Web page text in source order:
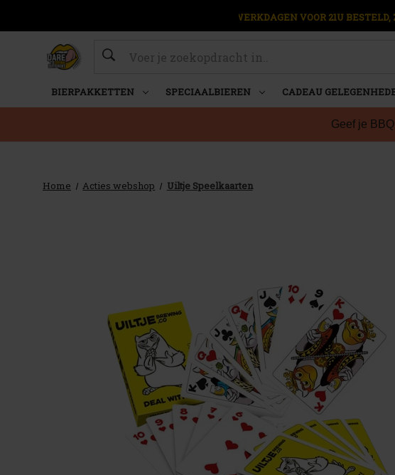
OP WERKDAGEN VOOR 21U
Zoeken
BIERPAKKETTEN SPECIAALBIEREN CADEAU
Geef je
Home Acties webshop Uiltje Speelkaarten